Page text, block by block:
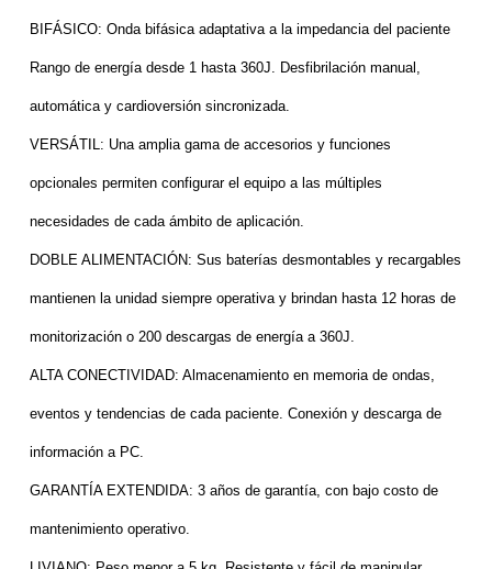
BIFÁSICO: Onda bifásica adaptativa a la impedancia del paciente
Rango de energía desde 1 hasta 360J. Desfibrilación manual,
automática y cardioversión sincronizada.
VERSÁTIL: Una amplia gama de accesorios y funciones
opcionales permiten configurar el equipo a las múltiples
necesidades de cada ámbito de aplicación.
DOBLE ALIMENTACIÓN: Sus baterías desmontables y recargables
mantienen la unidad siempre operativa y brindan hasta 12 horas de
monitorización o 200 descargas de energía a 360J.
ALTA CONECTIVIDAD: Almacenamiento en memoria de ondas,
eventos y tendencias de cada paciente. Conexión y descarga de
información a PC.
GARANTÍA EXTENDIDA: 3 años de garantía, con bajo costo de
mantenimiento operativo.